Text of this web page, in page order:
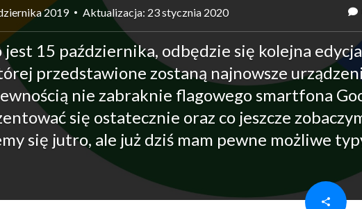
2019 Aktualizacja: 23 stycznia 2020
15 października, odbędzie się kolejna edycja
przedstawione zostaną najnowsze
nie zabraknie flagowego smartfona
się ostatecznie oraz co jeszcze
się jutro, ale już dziś mam pewne możliwe